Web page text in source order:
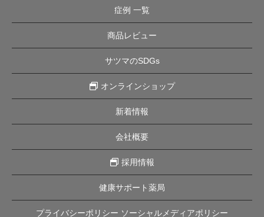
症例 一覧
商品レビュー
サツマのSDGs
オンラインショップ
新着情報
会社概要
採用情報
健康サポート薬局
プライバシーポリシー ソーシャルメディアポリシー